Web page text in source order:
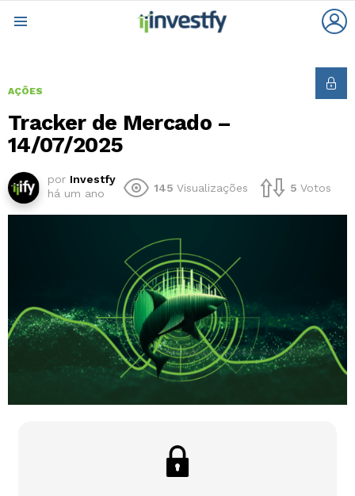
AÇÕES
Tracker de Mercado –
14/07/2025
por Investfy
há um ano
145 Visualizações 5 Votos